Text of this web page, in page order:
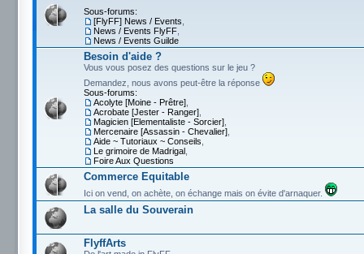
Sous-forums:
[FlyFF] News / Events
News / Events FlyFF
News / Events Guilde
Besoin d'aide ?
Vous vous posez des questions sur le jeu ?
Demandez, nous avons peut-être la réponse
Sous-forums:
Acolyte [Moine - Prêtre]
Acrobate [Jester - Ranger]
Magicien [Elementaliste - Sorcier]
Mercenaire [Assassin - Chevalier]
Aide ~ Tutoriaux ~ Conseils
Le grimoire de Madrigal
Foire Aux Questions
Commerce Equitable
Ici on vend, on achète, on échange mais on évite d'arnaquer.
La salle du Souverain
FlyffArts